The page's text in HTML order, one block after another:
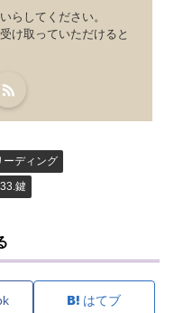
らしてください。
け取っていただけると
ーディング
鍵
はてブ